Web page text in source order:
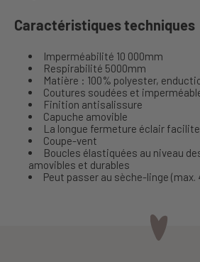
Caractéristiques techniques
Imperméabilité 10 000mm
Respirabilité 5000mm
Matière : 100% polyester,
Coutures soudées et
Finition antisalissure
Capuche amovible
La longue fermeture éclair
Coupe-vent
Boucles élastiquées au niveau
amovibles et durables
Peut passer au sèche-linge (max.